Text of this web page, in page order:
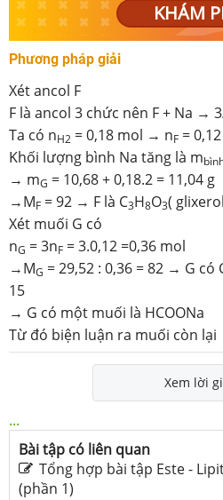
KHÁM
Phương pháp giải
Xét ancol F
F là ancol 3 chức nên F + Na →
Ta có nH2 = 0,18 mol → nF =
Khối lượng bình Na tăng là m
→ mG = 10,68 + 0,18.2 = 11,04 g
→MF = 92 → F là C3H8O3(
Xét muối G có
nG = 3nF = 3.0,12 =0,36 mol
→MG = 29,52 : 0,36 = 82 → G có
15
→ G có một muối là HCOONa
Từ đó biện luận ra muối còn lại
Xem lời
...
Bài tập có liên quan
Tổng hợp bài tập Este -
(phần 1)